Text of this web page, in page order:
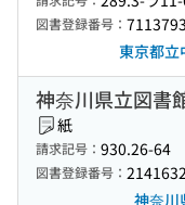
図書登録番号：
東京都立
神奈川県立図書
紙
請求記号： 930.26-64
図書登録番号：
神奈川